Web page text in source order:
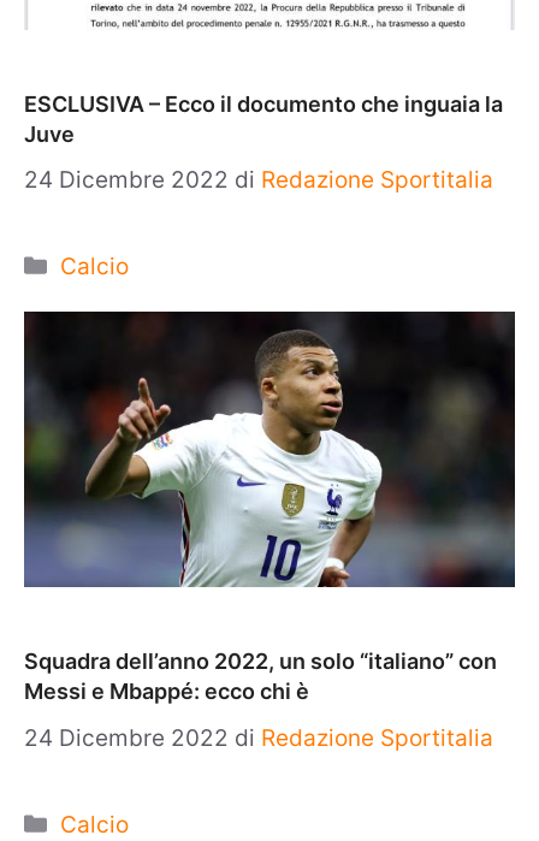
ESCLUSIVA – Ecco il documento che inguaia la
Juve
24 Dicembre 2022 di Redazione Sportitalia
Categorie
Calcio
Squadra dell’anno 2022, un solo “italiano” con
Messi e Mbappé: ecco chi è
24 Dicembre 2022 di Redazione Sportitalia
Categorie
Calcio